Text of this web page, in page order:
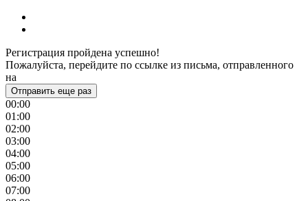
Регистрация пройдена успешно!
Пожалуйста, перейдите по ссылке из письма, отправленного
на
Отправить еще раз
00:00
01:00
02:00
03:00
04:00
05:00
06:00
07:00